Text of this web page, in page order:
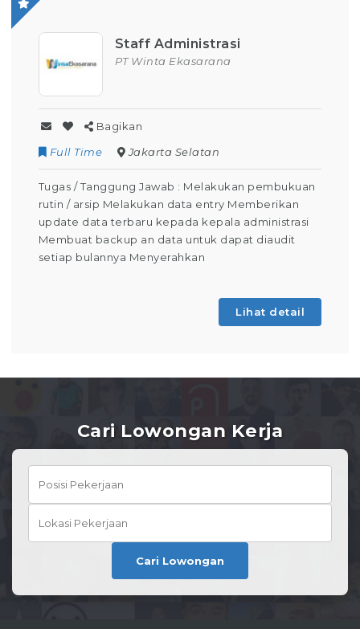
Staff Administrasi
PT Winta Ekasarana
Bagikan
Full Time
Jakarta Selatan
Tugas / Tanggung Jawab : Melakukan pembukuan
rutin / arsip Melakukan data entry Memberikan
update data terbaru kepada kepala administrasi
Membuat backup an data untuk dapat diaudit
setiap bulannya Menyerahkan
Lihat detail
Cari Lowongan Kerja
Cari Lowongan